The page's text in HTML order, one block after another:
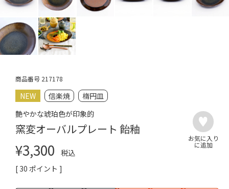
商品番号 217178
NEW 信楽焼
楕円皿
艶やかな琥珀色が印象的
窯変オーバルプレート 飴釉
¥3,300
税込
[ 30 ポイント ]